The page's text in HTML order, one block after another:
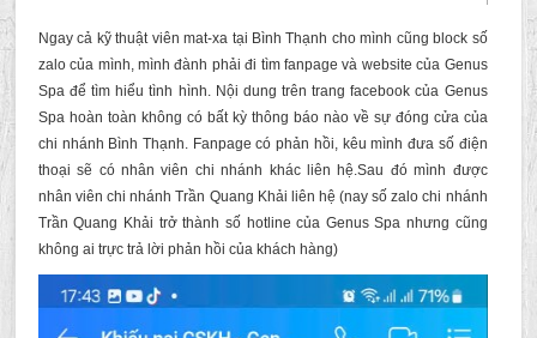
Ngay cả kỹ thuật viên mat-xa tại Bình Thạnh cho mình cũng block số
zalo của mình, mình đành phải đi tìm fanpage và website của Genus
Spa để tìm hiểu tình hình. Nội dung trên trang facebook của Genus
Spa hoàn toàn không có bất kỳ thông báo nào về sự đóng cửa của
chi nhánh Bình Thạnh. Fanpage có phản hồi, kêu mình đưa số điện
thoại sẽ có nhân viên chi nhánh khác liên hệ.Sau đó mình được
nhân viên chi nhánh Trần Quang Khải liên hệ (nay số zalo chi nhánh
Trần Quang Khải trở thành số hotline của Genus Spa nhưng cũng
không ai trực trả lời phản hồi của khách hàng)